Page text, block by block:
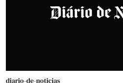
diario-de-noticias